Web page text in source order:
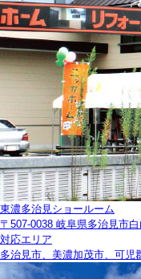
東濃多治見ショールーム
〒507-0038 岐阜県多治見市
対応エリア
多治見市、美濃加茂市、可児